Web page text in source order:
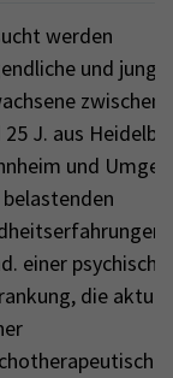
werden
und junge
zwischen
25 J. aus
und
einer
die